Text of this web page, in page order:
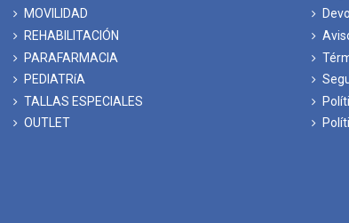
MOVILIDAD
REHABILITACIÓN
PARAFARMACIA
PEDIATRíA
TALLAS ESPECIALES
OUTLET